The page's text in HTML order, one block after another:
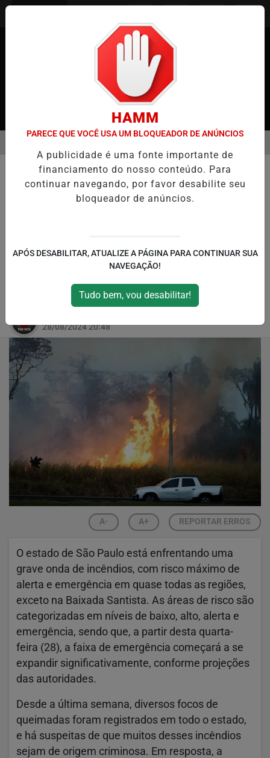
EM ALTA
MUNDO
São Paulo em Alerta Máximo de
Incêndios: Suspeitas de Crime e
praticamente todas as regiões do estado
enfrentarão risco de emergência a partir
desta quarta-feira (28)
28/08/2024 20:48
A- A+ REPORTAR ERROS
O estado de São Paulo está enfrentando uma
grave onda de incêndios, com risco máximo de
alerta e emergência em quase todas as regiões,
exceto na Baixada Santista. As áreas de risco são
categorizadas em níveis de baixo, alto, alerta e
emergência, sendo que, a partir desta quarta-
feira (28), a faixa de emergência começará a se
expandir significativamente, conforme projeções
das autoridades.
Desde a última semana, diversos focos de
queimadas foram registrados em todo o estado,
e há suspeitas de que muitos desses incêndios
sejam de origem criminosa. Em resposta, a
HAMM
PARECE QUE VOCÊ USA UM BLOQUEADOR DE ANÚNCIOS
A publicidade é uma fonte importante de
financiamento do nosso conteúdo. Para
continuar navegando, por favor desabilite seu
bloqueador de anúncios.
APÓS DESABILITAR, ATUALIZE A PÁGINA PARA CONTINUAR SUA
NAVEGAÇÃO!
Tudo bem, vou desabilitar!